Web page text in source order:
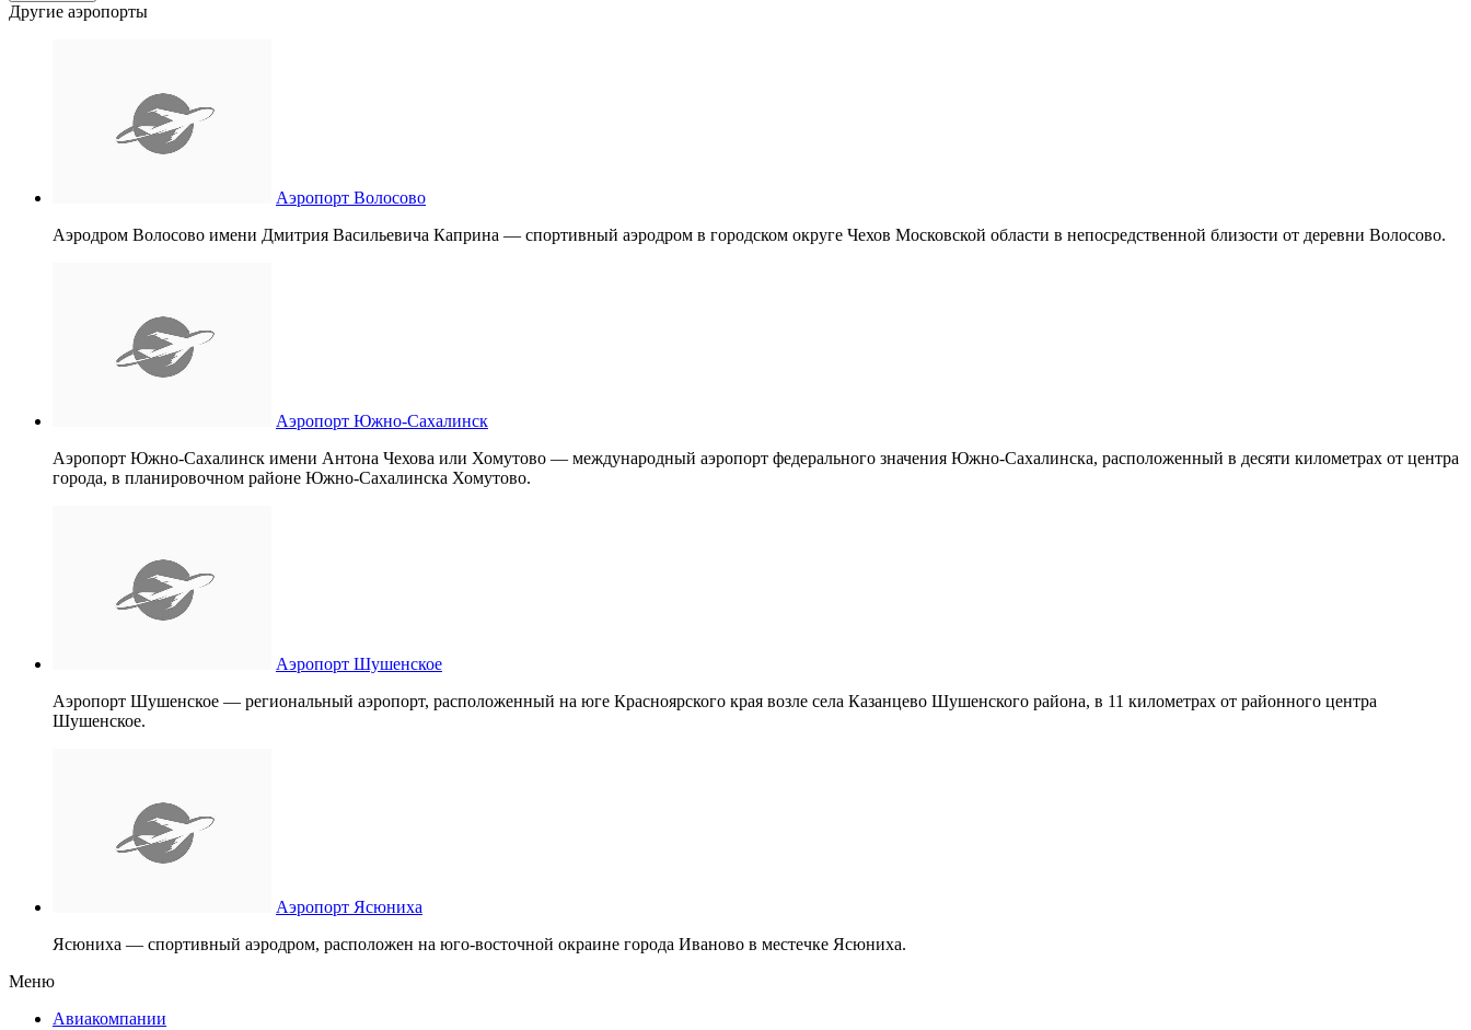
Другие аэропорты
Аэропорт Волосово
Аэродром Волосово имени Дмитрия Васильевича Каприна — спортивный аэродром в городском округе Чехов Московской области в непосредственной близости от деревни Волосово.
Аэропорт Южно-Сахалинск
Аэропорт Южно-Сахалинск имени Антона Чехова или Хомутово — международный аэропорт федерального значения Южно-Сахалинска, расположенный в десяти километрах от центра
города, в планировочном районе Южно-Сахалинска Хомутово.
Аэропорт Шушенское
Аэропорт Шушенское — региональный аэропорт, расположенный на юге Красноярского края возле села Казанцево Шушенского района, в 11 километрах от районного центра
Шушенское.
Аэропорт Ясюниха
Ясюниха — спортивный аэродром, расположен на юго-восточной окраине города Иваново в местечке Ясюниха.
Меню
Авиакомпании